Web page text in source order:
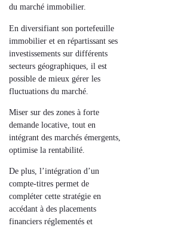
du marché immobilier.
En diversifiant son portefeuille
immobilier et en répartissant ses
investissements sur différents
secteurs géographiques, il est
possible de mieux gérer les
fluctuations du marché.
Miser sur des zones à forte
demande locative, tout en
intégrant des marchés émergents,
optimise la rentabilité.
De plus, l’intégration d’un
compte-titres permet de
compléter cette stratégie en
accédant à des placements
financiers réglementés et